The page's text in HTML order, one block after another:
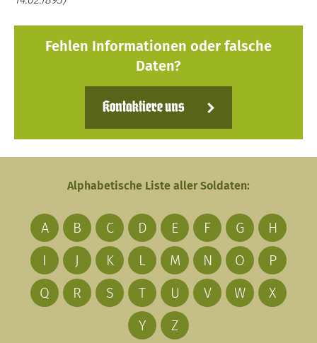
Fehlen Informationen oder falsche
Daten?
Kontaktiere uns
Alphabetische Liste aller Soldaten:
A B C D E F G
H
I
J K L M N O
P
Q
R S T U V W
X
Y
Z